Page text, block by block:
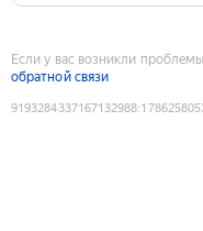
Если у вас возникли
обратной связи
9193284337167132988: